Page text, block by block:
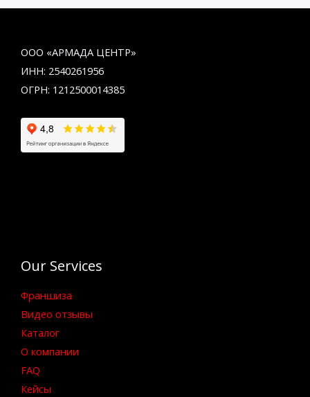
ООО «АРМАДА ЦЕНТР»
ИНН: 2540261956
ОГРН: 1212500014385
Our Services
Франшиза
Видео отзывы
Каталог
О компании
FAQ
Кейсы